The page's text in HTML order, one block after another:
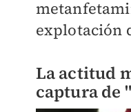
explotación
La actitud
captura de